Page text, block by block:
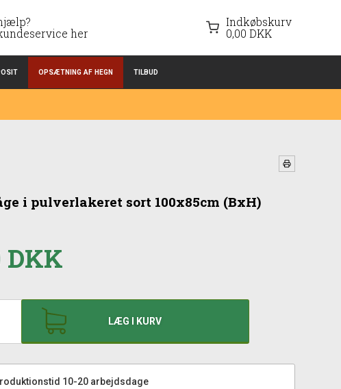
her
Indkøbskurv
0,00 DKK
OPSÆTNING AF HEGN TILBUD
i pulverlakeret sort 100x85cm (BxH)
DKK
LÆG I KURV
10-20 arbejdsdage